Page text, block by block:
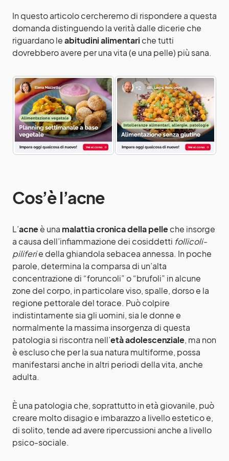
In questo articolo cercheremo di rispondere a questa
domanda distinguendo la verità dalle dicerie che
riguardano leabitudini alimentari che tutti
dovrebbero avere per una vita (e una pelle) più sana.
Cos’è l’acne
L’acneè una malattia cronica della pelleche insorge
a causa dell’infiammazione dei cosiddetti follicoli-
piliferie della ghiandola sebacea annessa. In poche
parole, determina la comparsa di un’alta
concentrazione di “foruncoli” o “brufoli” in alcune
zone del corpo, in particolare viso, spalle, dorso e la
regione pettorale del torace. Può colpire
indistintamente sia gli uomini, sia le donne e
normalmente la massima insorgenza di questa
patologia si riscontra nell’età adolescenziale, ma non
è escluso che per la sua natura multiforme, possa
manifestarsi anche in altri periodi della vita, anche
adulta.
È una patologia che, soprattutto in età giovanile, può
creare molto disagio e imbarazzo a livello estetico e,
di solito, tende ad avere ripercussioni anche a livello
psico-sociale.